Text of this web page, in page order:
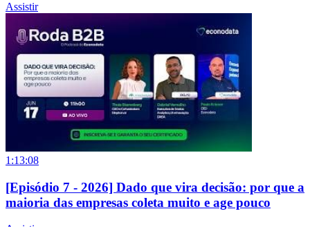
Assistir
1:13:08
[Episódio 7 - 2026] Dado que vira decisão: por que a
maioria das empresas coleta muito e age pouco